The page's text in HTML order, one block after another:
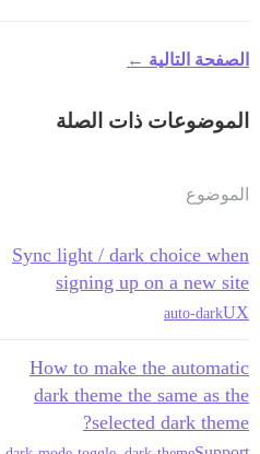
الصفحة التالية ←
الموضوعات ذات الصلة
الموضوع
Sync light / dark choice when
signing up on a new site
UX
auto-dark
How to make the automatic
dark theme the same as the
selected dark theme?